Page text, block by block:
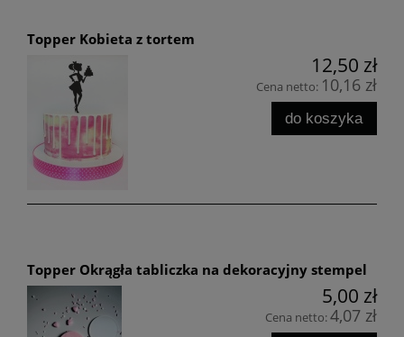
Topper Kobieta z tortem
12,50 zł
Cena netto: 10,16 zł
do koszyka
Topper Okrągła tabliczka na dekoracyjny stempel
5,00 zł
Cena netto:4,07 zł